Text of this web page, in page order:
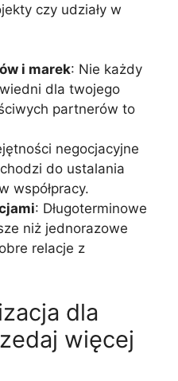
czy udziały w
i marek: Nie każdy
dla twojego
partnerów to
negocjacyjne
do ustalania
współpracy.
: Długoterminowe
niż jednorazowe
relacje z
dla
więcej